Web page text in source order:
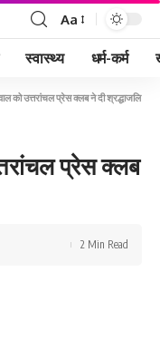
Aa
स्वास्थ्य धर्म-कर्म
को उत्तरांचल प्रेस क्लब ने दी श्रद्धाजलि
प्रेस क्लब
2 Min Read